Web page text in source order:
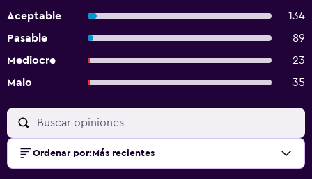
Aceptable
134
Pasable
89
Mediocre
23
Malo
35
Ordenar por: Más recientes